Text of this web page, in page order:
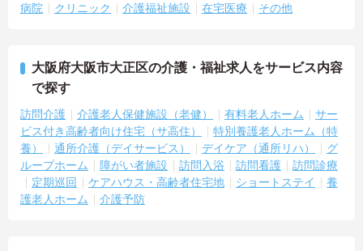
病院 クリニック 介護福祉施設 在宅医療 その他
大阪府大阪市大正区の介護・福祉求人をサービス内容
で探す
訪問介護 介護老人保健施設（老健） 有料老人ホーム
サー
ビス付き高齢者向け住宅（サ高住）
特別養護老人ホーム（特
養）
通所介護（デイサービス） デイケア（通所リハ）
グ
ループホーム
障がい者施設 訪問入浴 訪問看護
訪問診療
定期巡回
ケアハウス・高齢者住宅地 ショートステイ
養
護老人ホーム
介護予防